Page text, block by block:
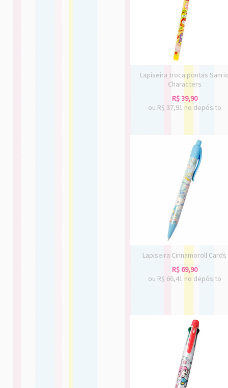
Lapiseira troca pontas
Characters
R$39,90
ou R$ 37,91 no depósito
Lapiseira Cinnamoroll Cards
R$69,90
ou R$ 66,41 no depósito